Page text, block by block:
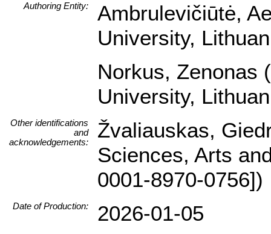
Authoring Entity:
Ambrulevičiūtė,
University,
Norkus, Zenonas
University,
Other identifications
and
acknowledgements:
Žvaliauskas,
Sciences, Arts
0001-8970-0756])
Date of Production: 2026-01-05